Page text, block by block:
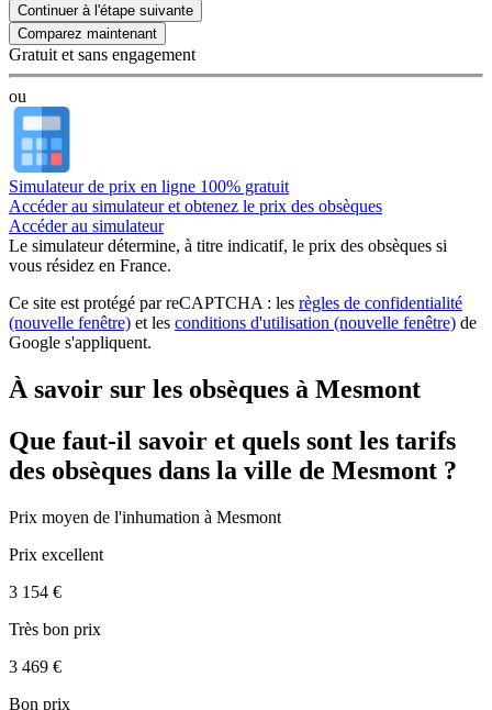
Continuer à l'étape suivante
Gratuit et sans engagement
ou
Simulateur de prix en ligne 100% gratuit
Accéder au simulateur et obtenez le prix des obsèques
Accéder au simulateur
Le simulateurdétermine, à titre indicatif, le prix des obsèques si
vous résidez en France.
Ce site est protégé par reCAPTCHA : les règles de confidentialité
(nouvelle fenêtre) et les conditions d'utilisation (nouvelle fenêtre) de
Google s'appliquent.
À savoir sur les obsèques à Mesmont
Que faut-il savoir et quels sont les tarifs
des obsèques dans la ville de Mesmont ?
Prix moyen de l'inhumation à Mesmont
Prix excellent
3 154 €
Très bon prix
3 469 €
Bon prix